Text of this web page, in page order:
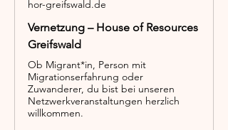
hor-greifswald.de
Vernetzung – House of Resources
Greifswald
Ob Migrant*in, Person mit
Migrationserfahrung oder
Zuwanderer, du bist bei unseren
Netzwerkveranstaltungen herzlich
willkommen.